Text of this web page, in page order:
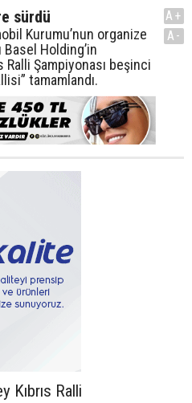
sürdü
Kurumu’nun organize
Holding’in
Ralli Şampiyonası beşinci
tamamlandı.
A+
A-
Kıbrıs Ralli